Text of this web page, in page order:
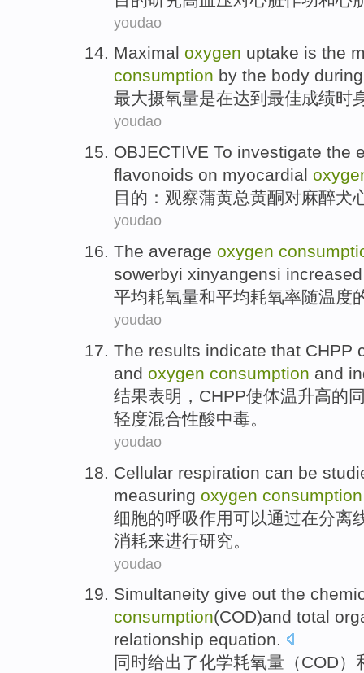
youdao
Maximal oxygen uptake is the
consumption by the body during
最大摄氧量是在达到最佳成绩时
youdao
OBJECTIVE To investigate the
flavonoids on myocardial
目的 ： 观察蒲黄总黄酮对麻醉犬
youdao
The average oxygen
sowerbyi xinyangensi increased
平均耗氧量和平均耗氧率随温度
youdao
The results indicate that CHPP
and oxygen consumption and
结果表明 ， CHPP使体温升高的
轻度混合性酸中毒。
youdao
Cellular respiration can be
measuring oxygen consumption
细胞的呼吸作用可以通过在分离
消耗来进行研究 。
youdao
Simultaneity give out the
consumption(COD)and total
relationship equation.
同时给出了化学耗氧量 （COD）